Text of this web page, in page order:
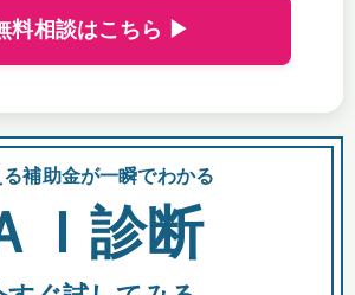
料相談はこちら ▶
補助金が一瞬でわかる
Ｉ診断